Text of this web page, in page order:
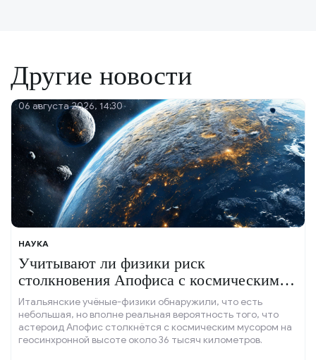
Другие новости
НАУКА
Учитывают ли физики риск
столкновения Апофиса с космическим
мусором?
Итальянские учёные-физики обнаружили, что есть
небольшая, но вполне реальная вероятность того, что
астероид Апофис столкнётся с космическим мусором на
геосинхронной высоте около 36 тысяч километров.
06 августа 2026, 14:30